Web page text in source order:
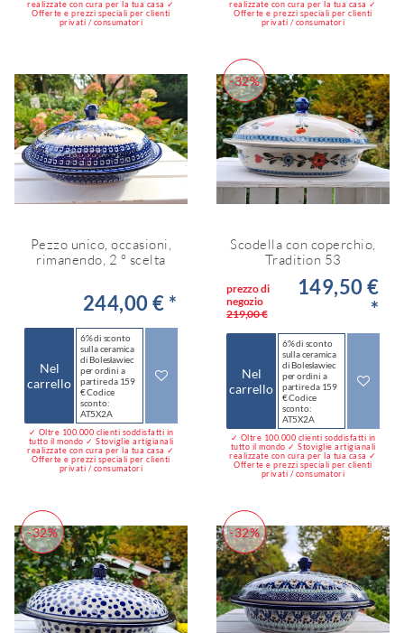
realizzate con cura per la tua casa ✓
Offerte e prezzi speciali per clienti
privati / consumatori
realizzate con cura per la tua casa ✓
Offerte e prezzi speciali per clienti
privati / consumatori
Pezzo unico, occasioni,
rimanendo, 2 ° scelta
244,00 € *
Nel
carrello
6% di sconto
sulla ceramica
di Bolesławiec
per ordini a
partire da 159
€ Codice
sconto:
AT5X2A
✓ Oltre 100.000 clienti soddisfatti in
tutto il mondo ✓ Stoviglie artigianali
realizzate con cura per la tua casa ✓
Offerte e prezzi speciali per clienti
privati / consumatori
-32%
Scodella con coperchio,
Tradition 53
prezzo di
negozio
219,00 €
149,50 €
*
Nel
carrello
6% di sconto
sulla ceramica
di Bolesławiec
per ordini a
partire da 159
€ Codice
sconto:
AT5X2A
✓ Oltre 100.000 clienti soddisfatti in
tutto il mondo ✓ Stoviglie artigianali
realizzate con cura per la tua casa ✓
Offerte e prezzi speciali per clienti
privati / consumatori
-32% -32%